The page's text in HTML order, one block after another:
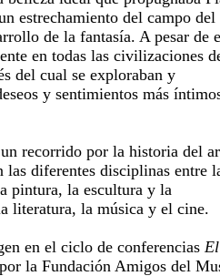
estrechamiento del campo del
de la fantasía. A pesar de
en todas las civilizaciones
del cual se exploraban y
y sentimientos más
recorrido por la historia del
las diferentes disciplinas entre
pintura, la escultura y la
literatura, la música y el cine.
en el ciclo de conferencias
la Fundación Amigos del